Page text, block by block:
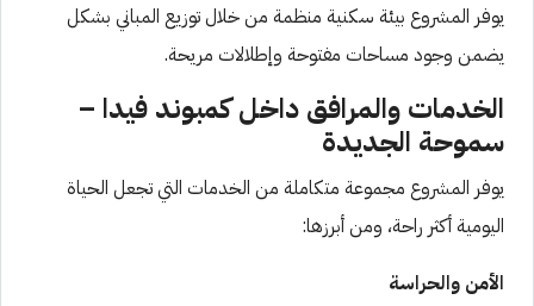
يوفر المشروع بيئة سكنية منظمة من خلال توزيع المباني بشكل
يضمن وجود مساحات مفتوحة وإطلالات مريحة.
الخدمات والمرافق داخل كمبوند فيدا –
سموحة الجديدة
يوفر المشروع مجموعة متكاملة من الخدمات التي تجعل الحياة
اليومية أكثر راحة، ومن أبرزها:
الأمن والحراسة